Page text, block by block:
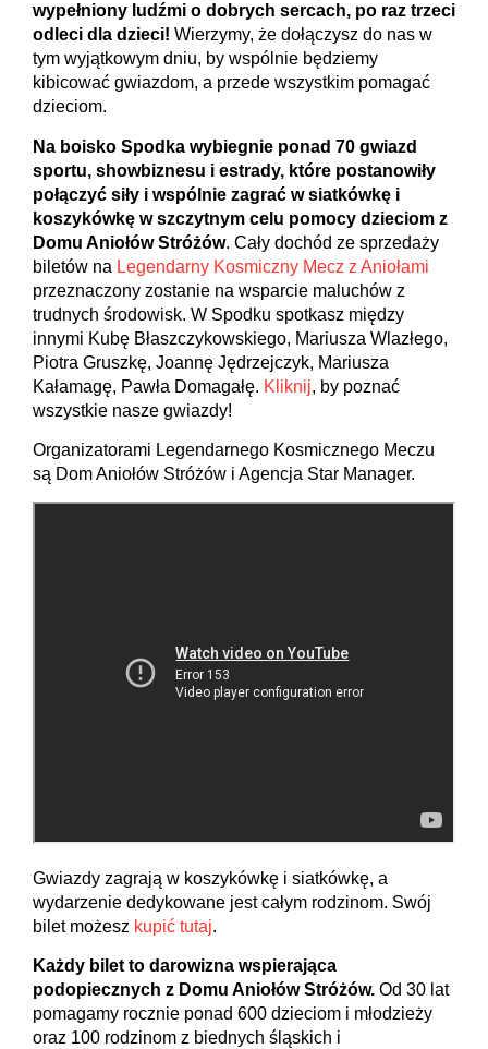
wypełniony ludźmi o dobrych sercach, po raz trzeci
odleci dla dzieci! Wierzymy, że dołączysz do nas w
tym wyjątkowym dniu, by wspólnie będziemy
kibicować gwiazdom, a przede wszystkim pomagać
dzieciom.
Na boisko Spodka wybiegnie ponad 70 gwiazd
sportu, showbiznesu i estrady, które postanowiły
połączyć siły i wspólnie zagrać w siatkówkę i
koszykówkę w szczytnym celu pomocy dzieciom z
Domu Aniołów Stróżów. Cały dochód ze sprzedaży
biletów na Legendarny Kosmiczny Mecz z Aniołami
przeznaczony zostanie na wsparcie maluchów z
trudnych środowisk. W Spodku spotkasz między
innymi Kubę Błaszczykowskiego, Mariusza Wlazłego,
Piotra Gruszkę, Joannę Jędrzejczyk, Mariusza
Kałamagę, Pawła Domagałę. Kliknij, by poznać
wszystkie nasze gwiazdy!
Organizatorami Legendarnego Kosmicznego Meczu
są Dom Aniołów Stróżów i Agencja Star Manager.
Gwiazdy zagrają w koszykówkę i siatkówkę, a
wydarzenie dedykowane jest całym rodzinom. Swój
bilet możesz kupić tutaj.
Każdy bilet to darowizna wspierająca
podopiecznych z Domu Aniołów Stróżów. Od 30 lat
pomagamy rocznie ponad 600 dzieciom i młodzieży
oraz 100 rodzinom z biednych śląskich i